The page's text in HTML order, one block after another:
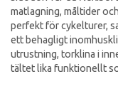
matlagning, måltider
perfekt för cykelturer,
ett behagligt
utrustning, torklina i
tältet lika funktionellt